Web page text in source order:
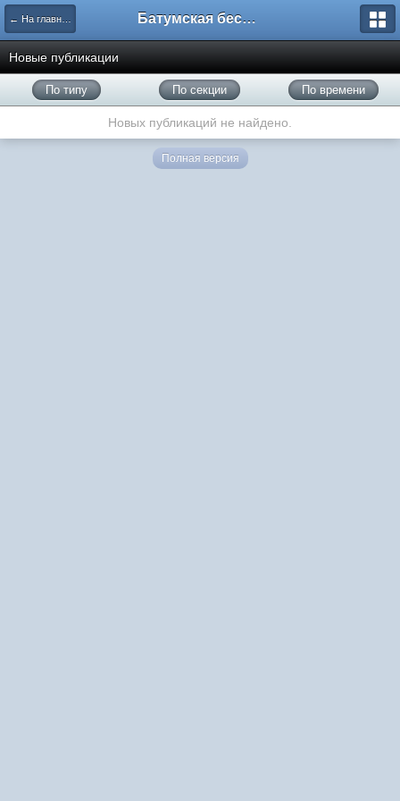
← На главную Батумская беседка
Новые публикации
По типу По секции По времени
Новых публикаций не найдено.
Полная версия